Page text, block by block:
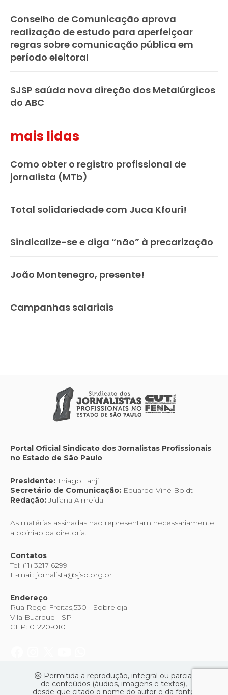
Conselho de Comunicação aprova
realização de estudo para aperfeiçoar
regras sobre comunicação pública em
período eleitoral
SJSP saúda nova direção dos Metalúrgicos
do ABC
mais lidas
Como obter o registro profissional de
jornalista (MTb)
Total solidariedade com Juca Kfouri!
Sindicalize-se e diga “não” à precarização
João Montenegro, presente!
Campanhas salariais
Portal Oficial Sindicato dos Jornalistas Profissionais
no Estado de São Paulo
Presidente:Thiago Tanji
Secretário de Comunicação: Eduardo Viné Boldt
Redação:Juliana Almeida
As matérias assinadas não representam necessariamente
a opinião da diretoria.
Contatos
Tel: (11) 3217-6299
E-mail: jornalista@sjsp.org.br
Endereço
Rua Rego Freitas,530 - Sobreloja
Vila Buarque - SP
CEP: 01220-010
Permitida a reprodução, integral ou parcial
de conteúdos (áudios, imagens e textos),
desde que citado o nome do autor e da fonte